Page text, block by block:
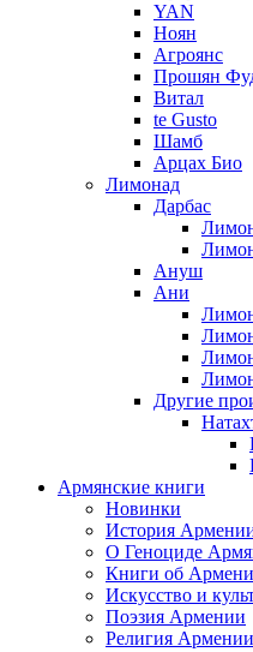
YAN
Ноян
Агроянс
Прошян
Витал
te Gusto
Шамб
Арцах Био
Лимонад
Дарбас
Ануш
Ани
Другие
Армянские книги
Новинки
История
О Геноциде
Книги об
Иcкусство и
Поэзия Армении
Религия Армении